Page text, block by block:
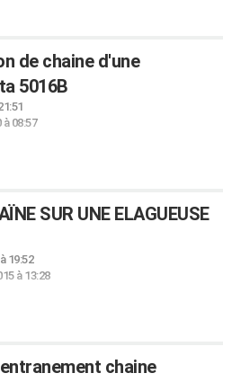
de chaine d'une
5016B
à 08:57
SUR UNE ELAGUEUSE
19:52
à 13:28
chaine